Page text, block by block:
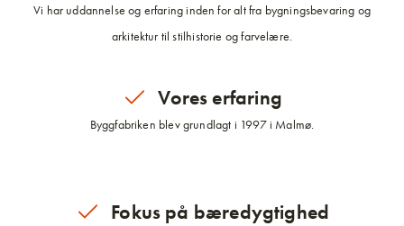
Vi har uddannelse og erfaring inden for alt fra bygningsbevaring og
arkitektur til stilhistorie og farvelære.
Vores erfaring
Byggfabriken blev grundlagt i 1997 i Malmø.
Fokus på bæredygtighed